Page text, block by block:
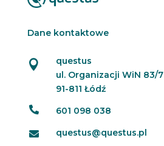
Dane kontaktowe

questus
ul. Organizacji WiN 83/7
91-811 Łódź
 601 098 038
 questus@questus.pl